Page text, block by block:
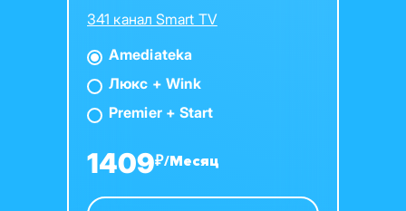
341 канал Smart TV
Amediateka
Люкс + Wink
Premier + Start
1409₽/Месяц